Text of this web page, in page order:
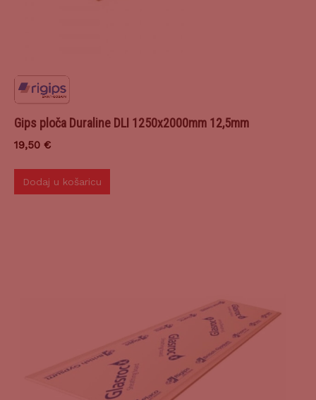
Gips ploča Duraline DLI 1250x2000mm 12,5mm
19,50 €
Dodaj u košaricu